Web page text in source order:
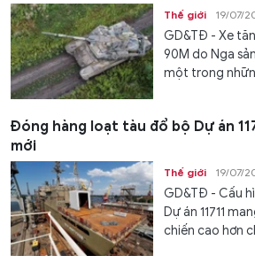
Thế giới 19/07/
GD&TĐ - Xe
90M do Nga
một trong
Đóng hàng loạt tàu đổ bộ Dự án
mới
Thế giới 19/07/
GD&TĐ - Cấu
Dự án 11711
chiến cao hơn